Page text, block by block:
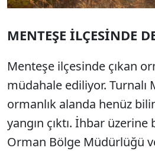
MENTEŞE İLÇESİNDE
Menteşe ilçesinde çıkan
müdahale ediliyor. Turnalı
ormanlık alanda henüz
yangın çıktı. İhbar
Orman Bölge Müdürlüğü